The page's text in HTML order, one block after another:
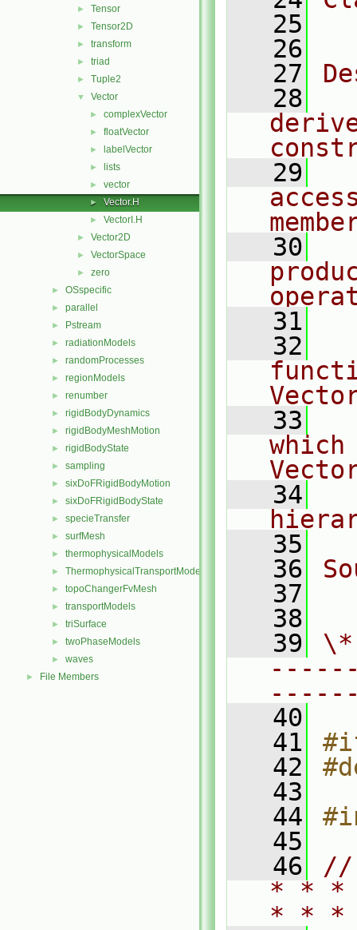
► Tensor
► Tensor2D
► transform
► triad
► Tuple2
▼ Vector
► complexVector
► floatVector
► labelVector
► lists
► vector
► Vector.H
► VectorI.H
► Vector2D
► VectorSpace
► zero
► OSspecific
► parallel
► Pstream
► radiationModels
► randomProcesses
► regionModels
► renumber
► rigidBodyDynamics
► rigidBodyMeshMotion
► rigidBodyState
► sampling
► sixDoFRigidBodyMotion
► sixDoFRigidBodyState
► specieTransfer
► surfMesh
► thermophysicalModels
► ThermophysicalTransportModels
► topoChangerFvMesh
► transportModels
► triSurface
► twoPhaseModels
► waves
► File Members
   25
   26
   27
   28
   29
   30
   31
   32
   33
   34
   35
   36
   37
   38
   39
   40
   41
   42
   43
   44
   45
   46
//
* * *
* *